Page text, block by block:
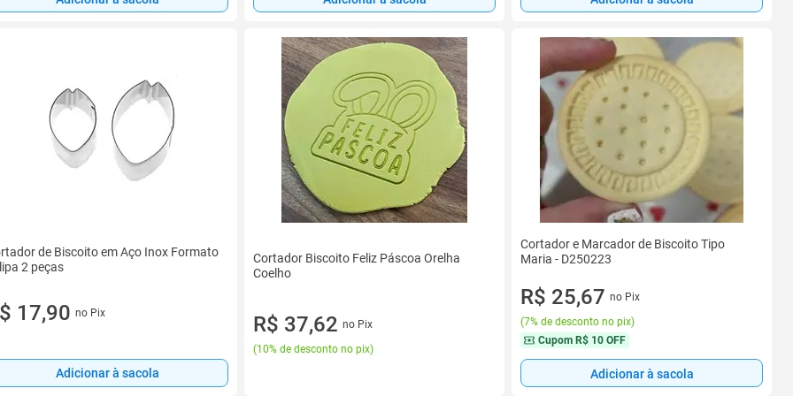
de Biscoito em Aço Inox Formato
2 peças
17,90 no Pix
Adicionar à sacola
Cortador Biscoito Feliz Páscoa Orelha
Coelho
R$ 37,62 no Pix
(10% de desconto no pix)
Cortador e Marcador de Biscoito Tipo
Maria - D250223
R$ 25,67 no Pix
(7% de desconto no pix)
Cupom R$ 10 OFF
Adicionar à sacola